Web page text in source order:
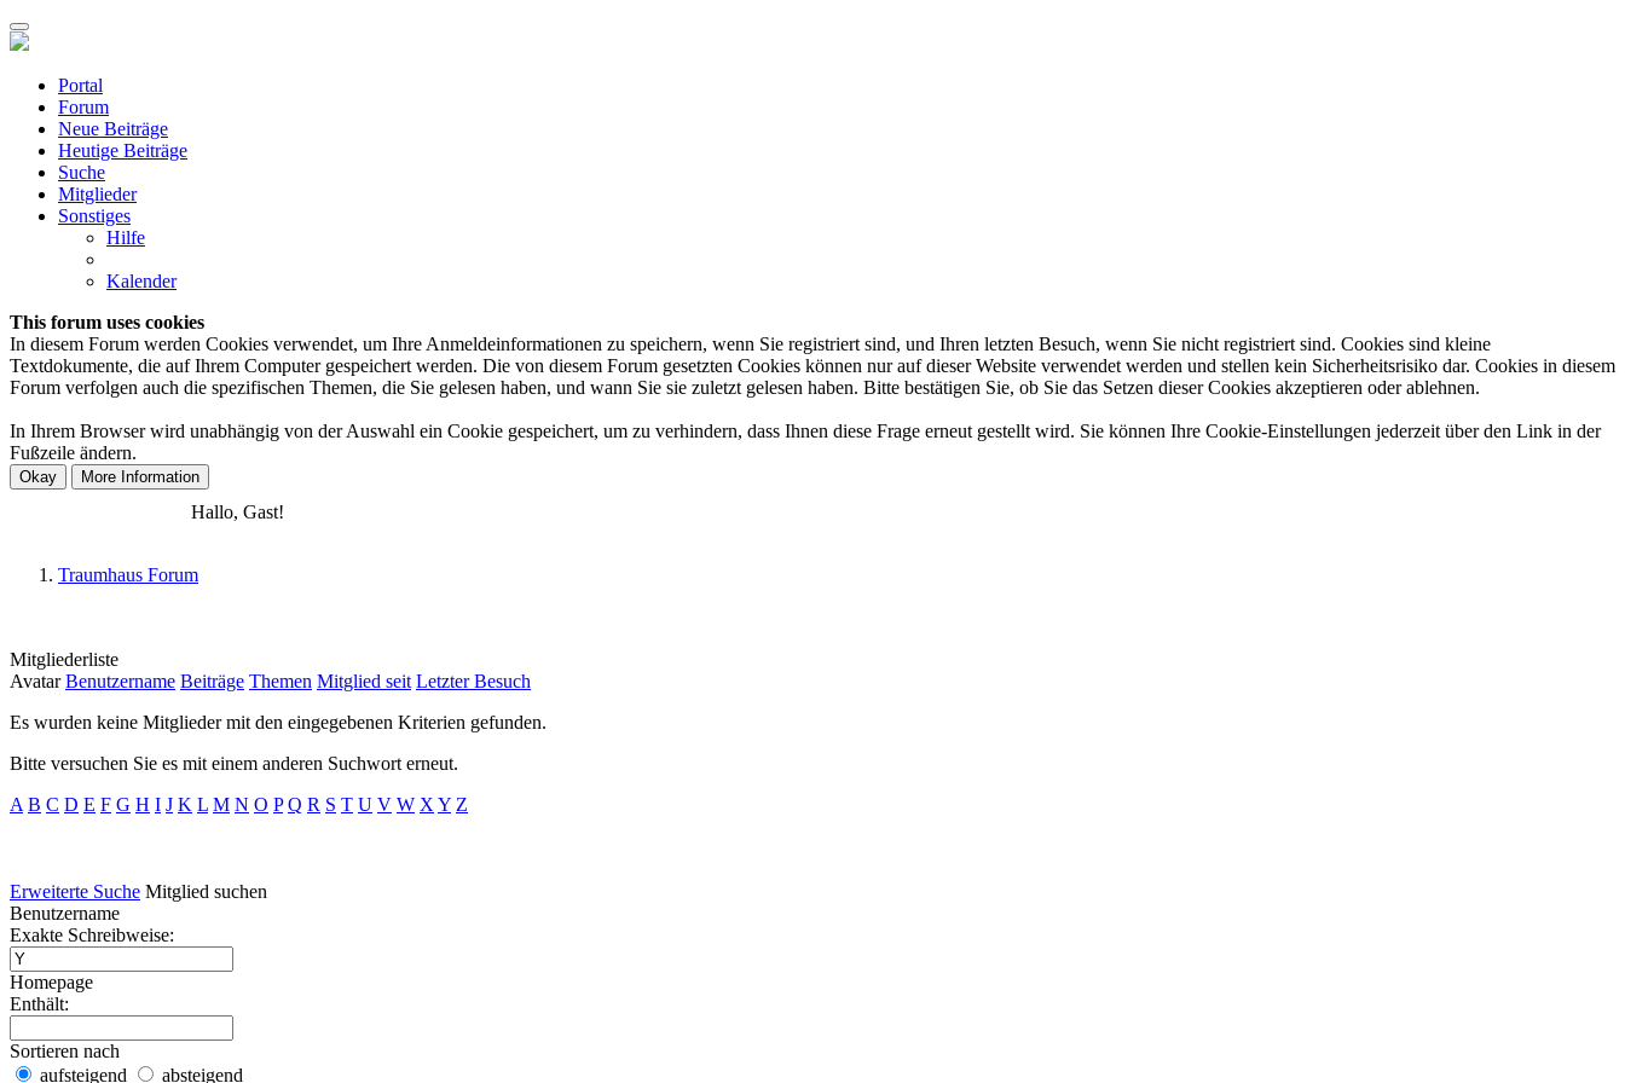
Portal
Forum
Neue Beiträge
Heutige Beiträge
Suche
Mitglieder
Sonstiges
Hilfe
Kalender
This forum uses cookies
In diesem Forum werden Cookies verwendet, um Ihre Anmeldeinformationen zu speichern, wenn Sie registriert sind, und Ihren letzten Besuch, wenn Sie nicht registriert sind. Cookies sind kleine
Textdokumente, die auf Ihrem Computer gespeichert werden. Die von diesem Forum gesetzten Cookies können nur auf dieser Website verwendet werden und stellen kein Sicherheitsrisiko dar. Cookies in diesem
Forum verfolgen auch die spezifischen Themen, die Sie gelesen haben, und wann Sie sie zuletzt gelesen haben. Bitte bestätigen Sie, ob Sie das Setzen dieser Cookies akzeptieren oder ablehnen.
In Ihrem Browser wird unabhängig von der Auswahl ein Cookie gespeichert, um zu verhindern, dass Ihnen diese Frage erneut gestellt wird. Sie können Ihre Cookie-Einstellungen jederzeit über den Link in der
Fußzeile ändern.
Hallo, Gast!
Traumhaus Forum
Mitgliederliste
Avatar Benutzername Beiträge Themen Mitglied seit Letzter Besuch
Es wurden keine Mitglieder mit den eingegebenen Kriterien gefunden.
Bitte versuchen Sie es mit einem anderen Suchwort erneut.
A B C D E F G H I J K L M N O P Q R S T U V W X Y Z
Erweiterte Suche Mitglied suchen
Benutzername
Exakte Schreibweise:
Homepage
Enthält:
Sortieren nach
aufsteigend
absteigend